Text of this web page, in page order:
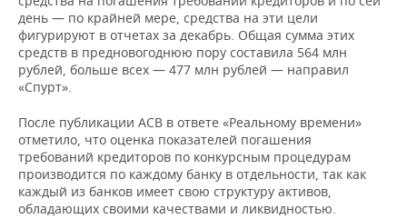
день — по крайней мере, средства на эти цели
фигурируют в отчетах за декабрь. Общая сумма этих
средств в предновогоднюю пору составила 564 млн
рублей, больше всех — 477 млн рублей — направил
«Спурт».
После публикации АСВ в ответе «Реальному времени»
отметило, что оценка показателей погашения
требований кредиторов по конкурсным процедурам
производится по каждому банку в отдельности, так как
каждый из банков имеет свою структуру активов,
обладающих своими качествами и ликвидностью.